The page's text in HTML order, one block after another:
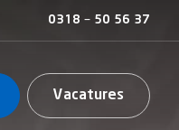
0318 – 50 56 37
Vacatures